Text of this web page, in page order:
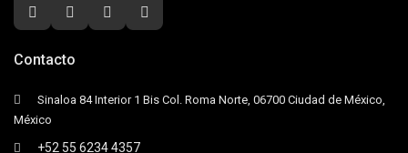
Contacto
Sinaloa 84 Interior 1 Bis Col. Roma Norte, 06700 Ciudad de México,
México
+52 55 6234 4357